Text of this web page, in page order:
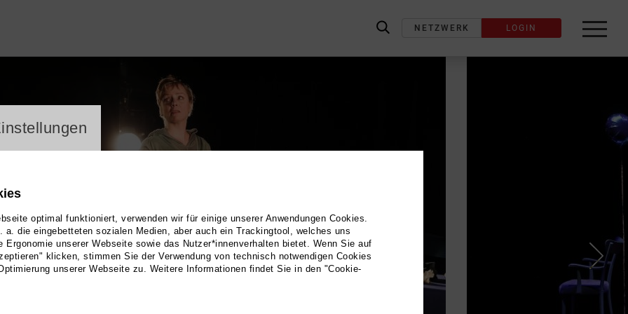
label_search
NETZWERK LOGIN
optimal funktioniert, verwenden wir für einige unserer Anwendungen Cookies.
a. die eingebetteten sozialen Medien, aber auch ein Trackingtool, welches uns
Ergonomie unserer Webseite sowie das Nutzer*innenverhalten bietet. Wenn Sie auf
klicken, stimmen Sie der Verwendung von technisch notwendigen Cookies
unserer Webseite zu. Weitere Informationen findet Sie in den "Cookie-